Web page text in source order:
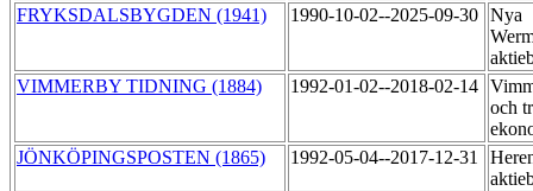
FRYKSDALSBYGDEN (1941)
1990-10-02--2025-09-30 Nya
VIMMERBY TIDNING (1884)
1992-01-02--2018-02-14
och
JÖNKÖPINGSPOSTEN (1865)
1992-05-04--2017-12-31